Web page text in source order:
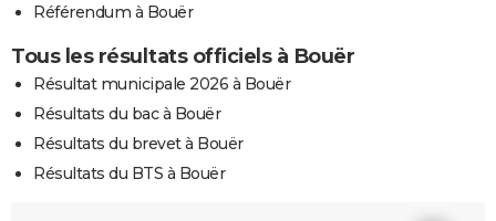
Référendum à Bouër
Tous les résultats officiels à Bouër
Résultat municipale 2026 à Bouër
Résultats du bac à Bouër
Résultats du brevet à Bouër
Résultats du BTS à Bouër